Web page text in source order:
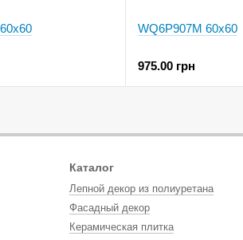
WQ6P907M 60x60
975.00 грн
Каталог
Лепной декор из полиуретана
Фасадный декор
Керамическая плитка